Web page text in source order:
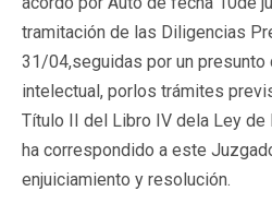
tramitación de las Diligencias
31/04,seguidas por un
intelectual, porlos trámites
Título II del Libro IV dela Ley de
ha correspondido a este
enjuiciamiento y resolución.